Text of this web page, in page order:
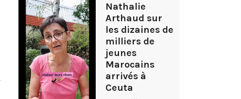
Nathalie
Arthaud sur
les dizaines de
milliers de
jeunes
Marocains
arrivés à
Ceuta